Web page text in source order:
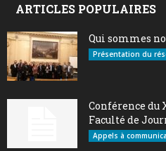
ARTICLES POPULAIRES
Qui sommes
Présentation du
Conférence du
Faculté de
Appels à